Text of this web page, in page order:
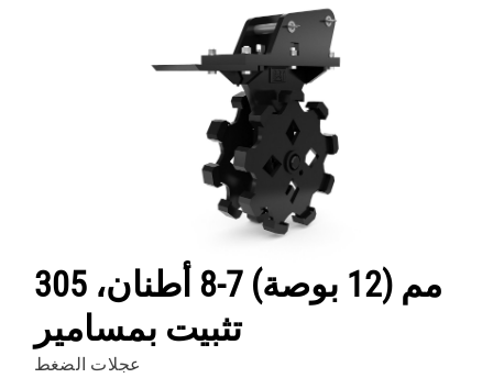
305 مم (12 بوصة) 7-8 أطنان،
تثبيت بمسامير
عجلات الضغط